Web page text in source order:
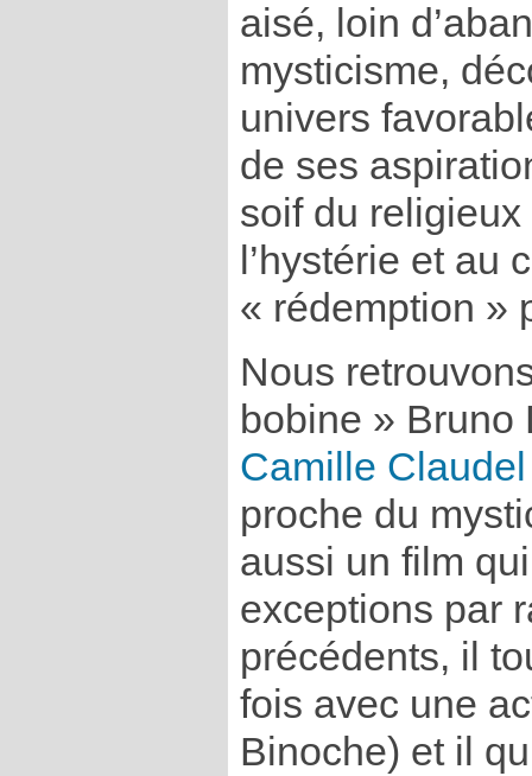
aisé, loin
mysticisme,
univers
de ses
soif du religieux
l’hystérie et au
« rédemption »
Nous
bobine » Bruno
Camille
proche du
aussi un film
exceptions par
précédents, il
fois avec une
Binoche) et il